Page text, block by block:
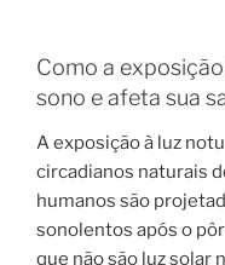
Como a
sono e afeta sua
A exposição à luz
circadianos naturais
humanos são
sonolentos após o
que não são luz